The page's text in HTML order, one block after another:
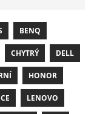
BENQ
CHYTRÝ DELL
HONOR
LENOVO